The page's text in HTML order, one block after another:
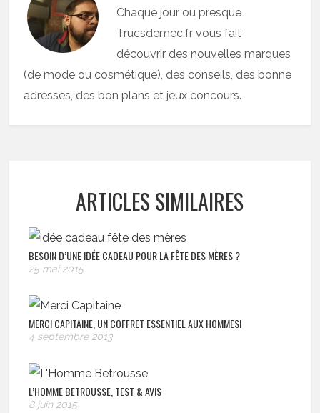
Chaque jour ou presque
Trucsdemec.fr vous fait
découvrir des nouvelles marques
(de mode ou cosmétique), des conseils, des bonne
adresses, des bon plans et jeux concours.
ARTICLES SIMILAIRES
BESOIN D’UNE IDÉE CADEAU POUR LA FÊTE DES MÈRES ?
25 mai 2015
MERCI CAPITAINE, UN COFFRET ESSENTIEL AUX HOMMES!
4 septembre 2013
L’HOMME BETROUSSE, TEST & AVIS
8 juin 2015